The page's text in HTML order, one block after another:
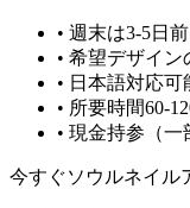
• 週末は3-5日
• 希望デザイ
• 日本語対応可
• 所要時間60-
• 現金持参（一
今すぐソウルネイル